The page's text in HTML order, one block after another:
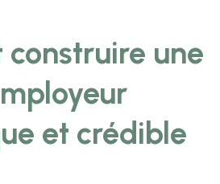
construire une
et crédible